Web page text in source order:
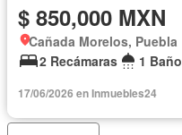
$ 850,000 MXN
Cañada Morelos, Puebla
2 Recámaras
1 Baño
17/06/2026 en Inmuebles24